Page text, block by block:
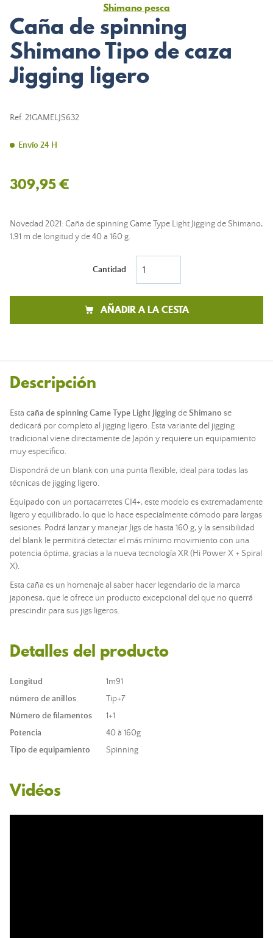
Shimano pesca
Caña de spinning
Shimano Tipo de caza
Jigging ligero
Ref. 21GAMELJS632
Envío 24 H
309,95 €
Novedad 2021: Caña de spinning Game Type Light Jigging de Shimano,
1,91 m de longitud y de 40 a 160 g.
Cantidad
AÑADIR A LA CESTA
Descripción
Esta caña de spinning Game Type Light JiggingdeShimano se
dedicará por completo al jigging ligero. Esta variante del jigging
tradicional viene directamente de Japón y requiere un equipamiento
muy específico.
Dispondrá de un blank con una punta flexible, ideal para todas las
técnicas de jigging ligero.
Equipado con un portacarretes CI4+, este modelo es extremadamente
ligero y equilibrado, lo que lo hace especialmente cómodo para largas
sesiones. Podrá lanzar y manejar Jigs de hasta 160 g, y la sensibilidad
del blank le permitirá detectar el más mínimo movimiento con una
potencia óptima, gracias a la nueva tecnología XR (Hi Power X + Spiral
X).
Esta caña es un homenaje al saber hacer legendario de la marca
japonesa, que le ofrece un producto excepcional del que no querrá
prescindir para sus jigs ligeros.
Detalles del producto
Longitud
1m91
número de anillos
Tip+7
Número de filamentos
1+1
Potencia
40 à 160g
Tipo de equipamiento
Spinning
Vidéos